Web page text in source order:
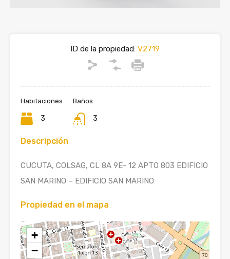
ID de la propiedad: V2719
Habitaciones
3
Baños
3
Descripción
CUCUTA, COLSAG, CL 8A 9E- 12 APTO 803 EDIFICIO
SAN MARINO – EDIFICIO SAN MARINO
Propiedad en el mapa
+
−